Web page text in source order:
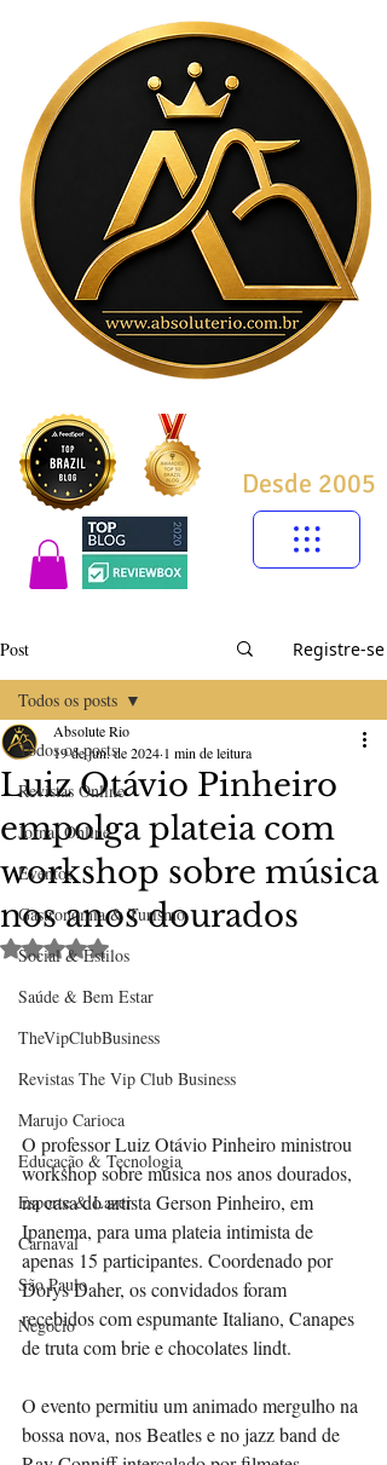
Desde 2005
Post Registre-se
Todos os posts
Revistas Online
Jornal Online
Eventos
Gastronomia & Turismo
Social & Estilos
Saúde & Bem Estar
TheVipClubBusiness
Revistas The Vip Club Business
Marujo Carioca
Educação & Tecnologia
Esporte & Lazer
Carnaval
São Paulo
Negocio
Todos os posts
Luiz Otávio Pinheiro
empolga plateia com
workshop sobre música
nos anos dourados
Absolute Rio
19 de jun. de 2024 1 min de leitura
Avaliado com NaN de 5 estrelas.
O professor Luiz Otávio Pinheiro ministrou
workshop sobre música nos anos dourados,
na casa do artista Gerson Pinheiro, em
Ipanema, para uma plateia intimista de
apenas 15 participantes. Coordenado por
Dorys Daher, os convidados foram
recebidos com espumante Italiano, Canapes
de truta com brie e chocolates lindt.
O evento permitiu um animado mergulho na
bossa nova, nos Beatles e no jazz band de